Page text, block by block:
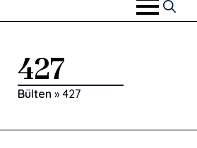
Search
427
Bülten » 427